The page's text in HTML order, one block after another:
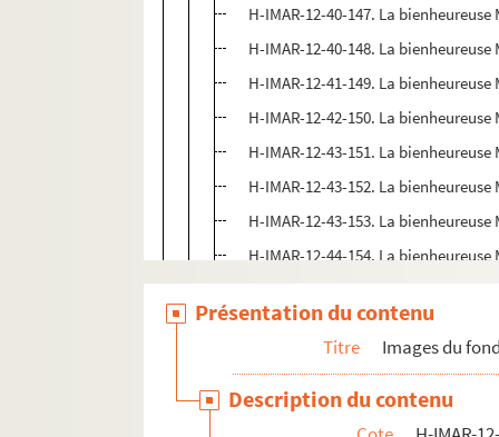
H-IMAR-12-40-147. La
H-IMAR-12-40-148. La
H-IMAR-12-41-149. La
H-IMAR-12-42-150. La
H-IMAR-12-43-151. La
H-IMAR-12-43-152. La
H-IMAR-12-43-153. La
H-IMAR-12-44-154. La
H-IMAR-12-45-155. La
H-IMAR-12-45-156. La
H-IMAR-12-45-157. La
H-IMAR-12-45-158. La
H-IMAR-12-45-159. La
Présentation du contenu
Titre Images du
Description du contenu